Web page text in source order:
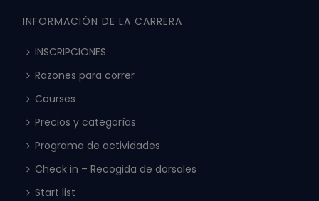
INFORMACIÓN DE LA CARRERA
INSCRIPCIONES
Razones para correr
Courses
Precios y categorías
Programa de actividades
Check in – Recogida de dorsales
Start list